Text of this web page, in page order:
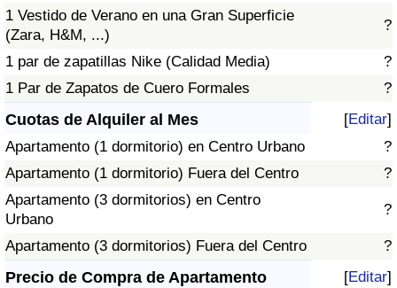
1 Vestido de Verano en una Gran Superficie
(Zara, H&M, ...)
?
1 par de zapatillas Nike (Calidad Media)
?
1 Par de Zapatos de Cuero Formales
?
Cuotas de Alquiler al Mes [Editar]
Apartamento (1 dormitorio) en Centro Urbano
?
Apartamento (1 dormitorio) Fuera del Centro
?
Apartamento (3 dormitorios) en Centro
Urbano
?
Apartamento (3 dormitorios) Fuera del Centro ?
Precio de Compra de Apartamento [Editar]